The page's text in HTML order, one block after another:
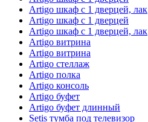
Artigo шкаф с 1 дверцей, лак
Artigo шкаф с 1 дверцей
Artigo шкаф с 1 дверцей, лак
Artigo витрина
Artigo витрина
Artigo стеллаж
Artigo полка
Artigo консоль
Artigo буфет
Artigo буфет длинный
Setis тумба под телевизор